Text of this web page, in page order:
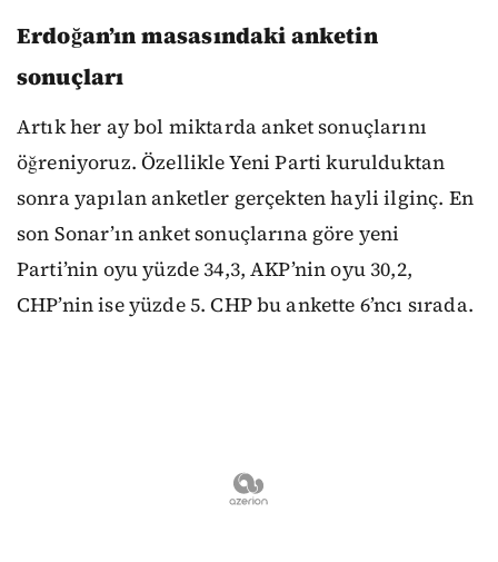
Erdoğan’ın masasındaki anketin
sonuçları
Artık her ay bol miktarda anket sonuçlarını
öğreniyoruz. Özellikle Yeni Parti kurulduktan
sonra yapılan anketler gerçekten hayli ilginç. En
son Sonar’ın anket sonuçlarına göre yeni
Parti’nin oyu yüzde 34,3, AKP’nin oyu 30,2,
CHP’nin ise yüzde 5. CHP bu ankette 6’ncı sırada.